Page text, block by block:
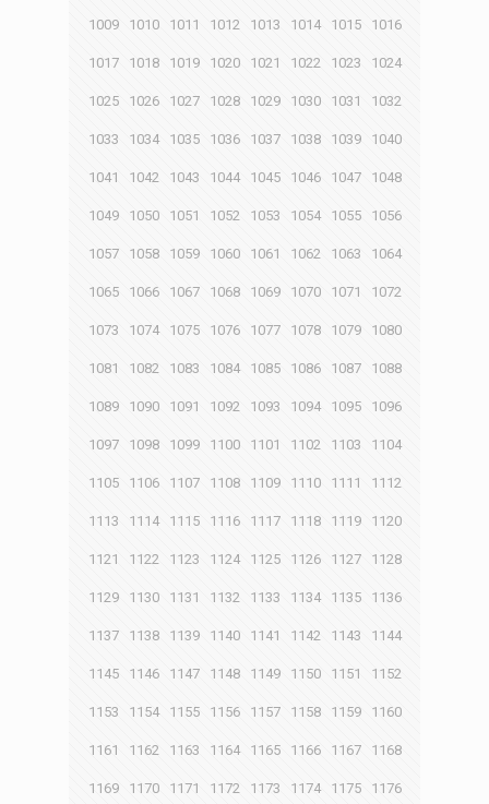
1009 1010 1011 1012 1013 1014 1015 1016
1017 1018 1019 1020 1021 1022 1023 1024
1025 1026 1027 1028 1029 1030 1031 1032
1033 1034 1035 1036 1037 1038 1039 1040
1041 1042 1043 1044 1045 1046 1047 1048
1049 1050 1051 1052 1053 1054 1055 1056
1057 1058 1059 1060 1061 1062 1063 1064
1065 1066 1067 1068 1069 1070 1071 1072
1073 1074 1075 1076 1077 1078 1079 1080
1081 1082 1083 1084 1085 1086 1087 1088
1089 1090 1091 1092 1093 1094 1095 1096
1097 1098 1099 1100 1101 1102 1103 1104
1105 1106 1107 1108 1109 1110 1111 1112
1113 1114 1115 1116 1117 1118 1119 1120
1121 1122 1123 1124 1125 1126 1127 1128
1129 1130 1131 1132 1133 1134 1135 1136
1137 1138 1139 1140 1141 1142 1143 1144
1145 1146 1147 1148 1149 1150 1151 1152
1153 1154 1155 1156 1157 1158 1159 1160
1161 1162 1163 1164 1165 1166 1167 1168
1169 1170 1171 1172 1173 1174 1175 1176